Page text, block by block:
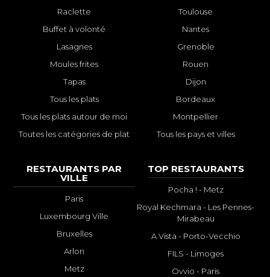
Raclette
Buffet à volonté
Lasagnes
Moules frites
Tapas
Tous les plats
Tous les plats autour de moi
Toutes les catégories de plat
Toulouse
Nantes
Grenoble
Rouen
Dijon
Bordeaux
Montpellier
Tous les pays et villes
RESTAURANTS PAR
VILLE
Paris
Luxembourg Ville
Bruxelles
Arlon
Metz
TOP RESTAURANTS
Pocha ! - Metz
Royal Kechmara - Les Pennes-
Mirabeau
A Vista - Porto-Vecchio
FILS - Limoges
Ovvio - Paris